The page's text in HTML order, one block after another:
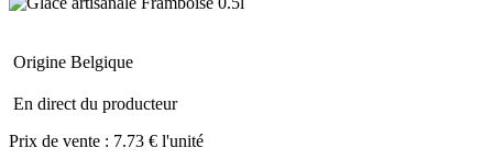
Origine Belgique
En direct du producteur
Prix de vente : 7.73 € l'unité